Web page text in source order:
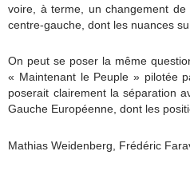
voire, à terme, un changement
centre-gauche, dont les nuances
On peut se poser la même
« Maintenant le Peuple » pilotée
poserait clairement la séparation
Gauche Européenne, dont les
Mathias Weidenberg, Frédéric